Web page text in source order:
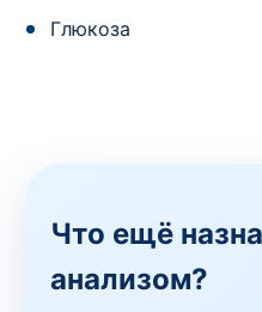
Глюкоза
Что ещё
анализом?